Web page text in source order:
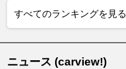
すべてのランキングを見る
ニュース (carview!)